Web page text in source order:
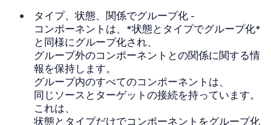
タイプ、状態、関係でグループ化 -
コンポーネントは、*状態とタイプでグループ化*
と同様にグループ化され、
グループ外のコンポーネントとの関係に関する情
報を保持します。
グループ内のすべてのコンポーネントは、
同じソースとターゲットの接続を持っています。
これは、
状態とタイプだけでコンポーネントをグループ化